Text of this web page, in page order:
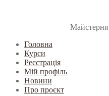
Головна
Курси
Реєстрація
Мій профіль
Новини
Про проєкт